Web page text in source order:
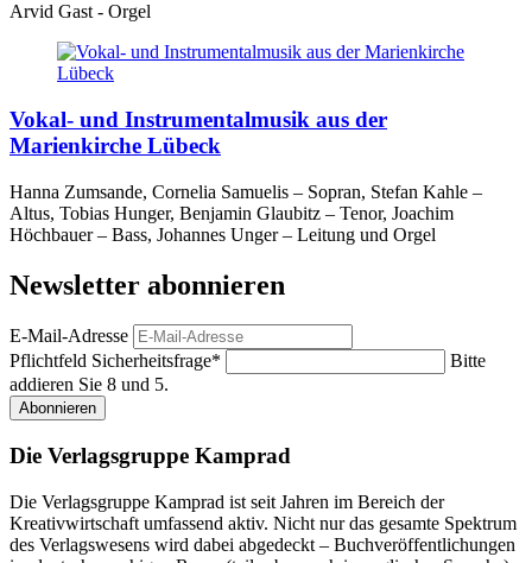
Arvid Gast - Orgel
Vokal- und Instrumentalmusik aus der
Marienkirche Lübeck
Hanna Zumsande, Cornelia Samuelis – Sopran, Stefan Kahle –
Altus, Tobias Hunger, Benjamin Glaubitz – Tenor, Joachim
Höchbauer – Bass, Johannes Unger – Leitung und Orgel
Newsletter abonnieren
E-Mail-Adresse
Pflichtfeld Sicherheitsfrage*
Bitte
addieren Sie 8 und 5.
Abonnieren
Die Verlagsgruppe Kamprad
Die Verlagsgruppe Kamprad ist seit Jahren im Bereich der
Kreativwirtschaft umfassend aktiv. Nicht nur das gesamte Spektrum
des Verlagswesens wird dabei abgedeckt – Buchveröffentlichungen